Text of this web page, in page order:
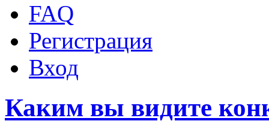
FAQ
Регистрация
Вход
Каким вы видите